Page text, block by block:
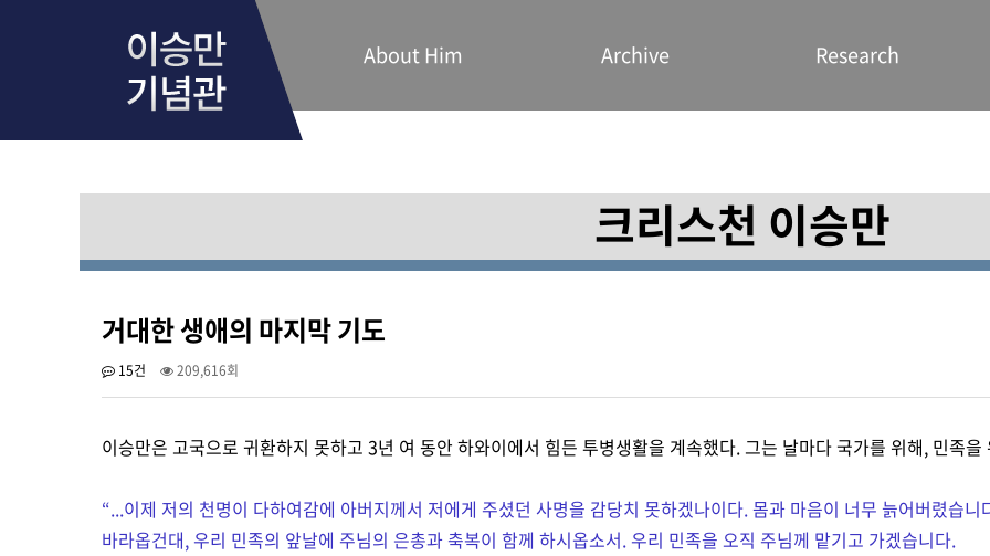
About Him Archive Research
크리스천 이승만
거대한 생애의 마지막 기도
15건 209,616회
이승만은 고국으로 귀환하지 못하고 3년 여 동안 하와이에서 힘든 투병생활을 계속했다. 그는 날마다 국가를 위해, 민족을
“...이제 저의 천명이 다하여감에 아버지께서 저에게 주셨던 사명을 감당치 못하겠나이다. 몸과 마음이 너무 늙어버렸습니
바라옵건대, 우리 민족의 앞날에 주님의 은총과 축복이 함께 하시옵소서. 우리 민족을 오직 주님께 맡기고 가겠습니다.